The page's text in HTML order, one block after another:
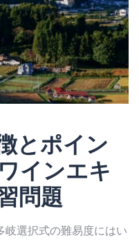
とポイン
インエキ
問題
岐選択式の難易度にはい